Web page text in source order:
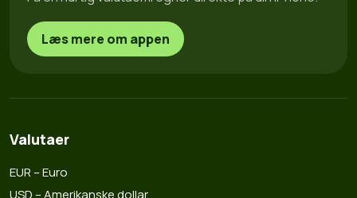
Læs mere om appen
Valutaer
EUR – Euro
USD – Amerikanske dollar